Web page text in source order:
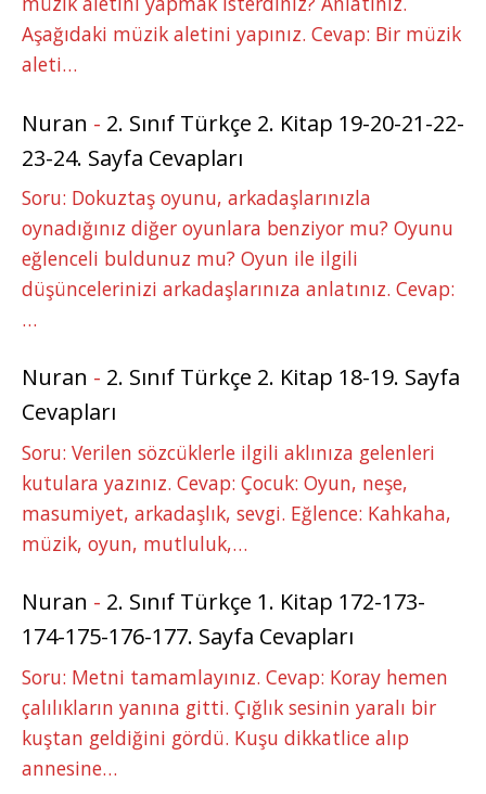
Aşağıdaki müzik aletini yapınız. Cevap: Bir müzik
aleti…
Nuran - 2. Sınıf Türkçe 2. Kitap 19-20-21-22-
23-24. Sayfa Cevapları
Soru: Dokuztaş oyunu, arkadaşlarınızla
oynadığınız diğer oyunlara benziyor mu? Oyunu
eğlenceli buldunuz mu? Oyun ile ilgili
düşüncelerinizi arkadaşlarınıza anlatınız. Cevap:
…
Nuran - 2. Sınıf Türkçe 2. Kitap 18-19. Sayfa
Cevapları
Soru: Verilen sözcüklerle ilgili aklınıza gelenleri
kutulara yazınız. Cevap: Çocuk: Oyun, neşe,
masumiyet, arkadaşlık, sevgi. Eğlence: Kahkaha,
müzik, oyun, mutluluk,…
Nuran - 2. Sınıf Türkçe 1. Kitap 172-173-
174-175-176-177. Sayfa Cevapları
Soru: Metni tamamlayınız. Cevap: Koray hemen
çalılıkların yanına gitti. Çığlık sesinin yaralı bir
kuştan geldiğini gördü. Kuşu dikkatlice alıp
annesine…